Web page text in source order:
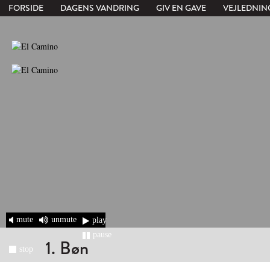
FORSIDE DAGENS VANDRING GIV EN GAVE
mute unmute
play
pause
stop
1. Bøn